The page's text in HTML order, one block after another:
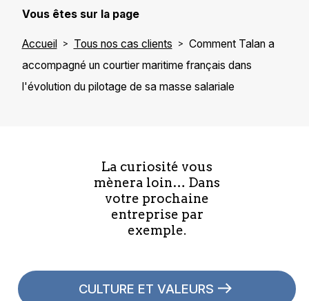
Vous êtes sur la page
Accueil Tous nos cas clients
Comment Talan a
accompagné un courtier maritime français dans
l'évolution du pilotage de sa masse salariale
La curiosité vous
mènera loin… Dans
votre prochaine
entreprise par
exemple.
CULTURE ET VALEURS